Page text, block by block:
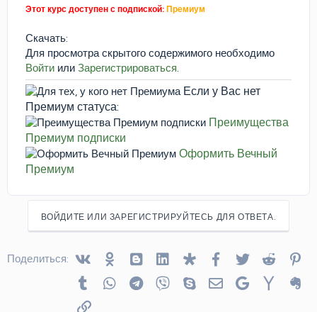
Этот курс доступен с подпиской: Премиум
Скачать:
Для просмотра скрытого содержимого необходимо
Войти или Зарегистрироваться
Если у Вас нет
Премиум статуса:
Преимущества
Премиум подписки
Оформить Вечный
Премиум
ВОЙДИТЕ ИЛИ ЗАРЕГИСТРИРУЙТЕСЬ ДЛЯ ОТВЕТА.
Поделиться: VkontakteOdnoklassniki
Blogger Linked InDiasporaFacebook
TwitterReddit
Tumblr WhatsAppTelegram
Viber SkypeЭлектронная почта
Google Yahoo
Ссылка